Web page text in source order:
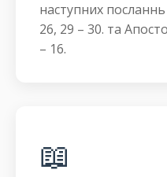
наступних посланнь
26, 29 – 30. та
– 16.
📖